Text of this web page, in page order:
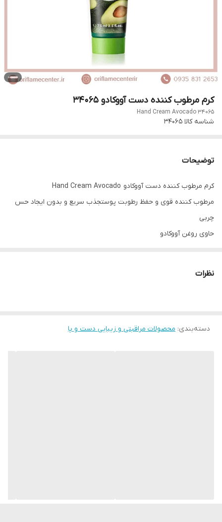
کرم مرطوب کننده دست آووکادو 34065
Hand Cream Avocado 34065
شناسه کالا 34065
توضیحات
کرم مرطوب کننده دست آووکادو Hand Cream Avocado
مرطوب کننده قوی و حفظ رطوبت پوستجذب سریع و بدون ایجاد حس
چربی
حاوی روغن آووکادو
با رایحه‌ی ملایم
نظرات
دسته‌بندی: محصولات مراقبتی و زیبایی دست و پا